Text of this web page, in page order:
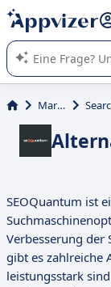
beantworten
Die KI von
von SaaS-
Marketing
SEOQuantum ist
Verbesserung der
gibt es zahlreiche
leistungsstark